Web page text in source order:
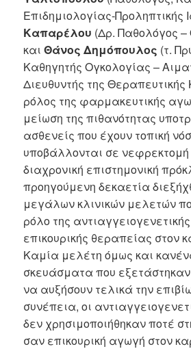
Επιδημιολογίας-Προληπτικής
Καπαρέλου (Δρ. Παθολόγος –
καιΘάνος Δημόπουλος (τ.
Καθηγητής Ογκολογίας –
Διευθυντής της Θεραπευτικής
ρόλος της φαρμακευτικής
μείωση της πιθανότητας
ασθενείς που έχουν τοπική
υποβάλλονται σε
διαχρονική επιστημονική
προηγούμενη δεκαετία
μεγάλων κλινικών μελετών
ρόλο της
επικουρικής θεραπείας στον
Καμία μελέτη όμως και
σκευάσματα που
να αυξήσουν τελικά την
συνέπεια, οι
δεν χρησιμοποιήθηκαν ποτέ
σαν επικουρική αγωγή στον